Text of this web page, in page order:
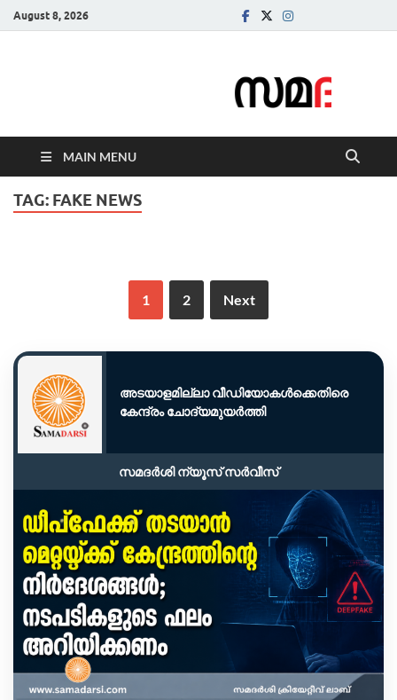
August 8, 2026
MAIN MENU
TAG: FAKE NEWS
1 2 Next
അടയാളമില്ലാ വീഡിയോകൾക്കെതിരെ
കേന്ദ്രം ചോദ്യമുയർത്തി
സമദർശി ന്യൂസ് സർവീസ്